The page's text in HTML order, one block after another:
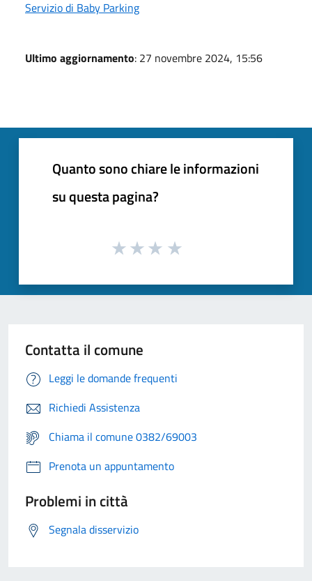
Servizio di Baby Parking
Ultimo aggiornamento: 27 novembre 2024, 15:56
Quanto sono chiare le informazioni
su questa pagina?
Contatta il comune
Leggi le domande frequenti
Richiedi Assistenza
Chiama il comune 0382/69003
Prenota un appuntamento
Problemi in città
Segnala disservizio